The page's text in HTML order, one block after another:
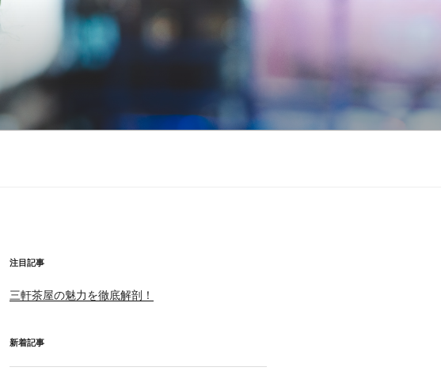
注目記事
三軒茶屋の魅力を徹底解剖！
新着記事